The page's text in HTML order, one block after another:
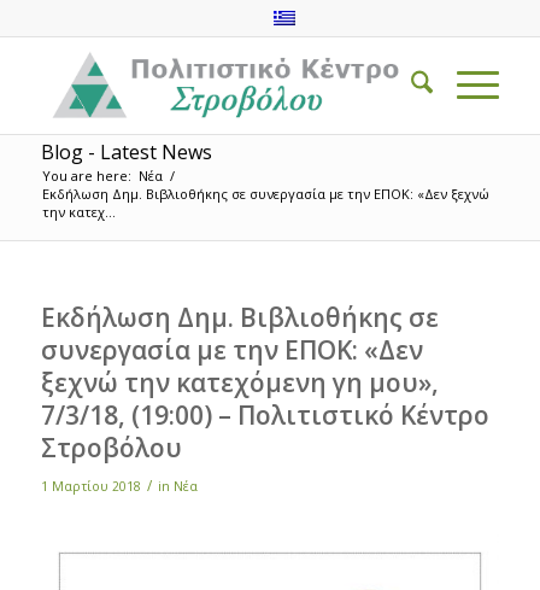
Blog - Latest News
You are here: Νέα /
Εκδήλωση Δημ. Βιβλιοθήκης σε συνεργασία με την ΕΠΟΚ: «Δεν ξεχνώ
την κατεχ...
Εκδήλωση Δημ. Βιβλιοθήκης σε
συνεργασία με την ΕΠΟΚ: «Δεν
ξεχνώ την κατεχόμενη γη μου»,
7/3/18, (19:00) – Πολιτιστικό Κέντρο
Στροβόλου
1 Μαρτίου 2018 / in Νέα